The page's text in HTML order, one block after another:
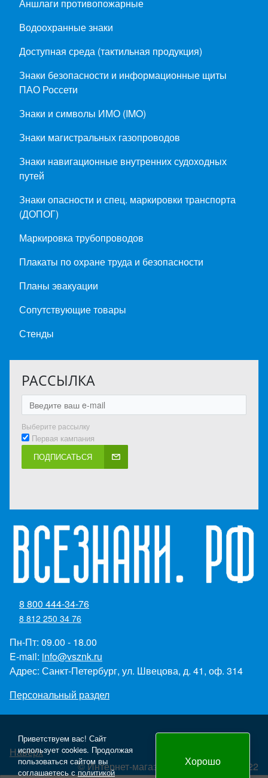
Аншлаги противопожарные
Водоохранные знаки
Доступная среда (тактильная продукция)
Знаки безопасности и информационные щиты
ПАО Россети
Знаки и символы ИМО (IMO)
Знаки магистральных газопроводов
Знаки навигационные внутренних судоходных
путей
Знаки опасности и спец. маркировки транспорта
(ДОПОГ)
Маркировка трубопроводов
Плакаты по охране труда и безопасности
Планы эвакуации
Сопутствующие товары
Стенды
РАССЫЛКА
Выберите рассылку
Первая кампания
ПОДПИСАТЬСЯ
8 800 444-34-76
8 812 250 34 76
Пн-Пт: 09.00 - 18.00
E-mail: info@vsznk.ru
Адрес: Санкт-Петербург, ул. Швецова, д. 41, оф. 314
Персональный раздел
Наверх
© Интернет-магазин "Всезнаки.рф" 2022
Приветствуем вас! Сайт
использует cookies. Продолжая
пользоваться сайтом вы
соглашаетесь сполитикой
Хорошо